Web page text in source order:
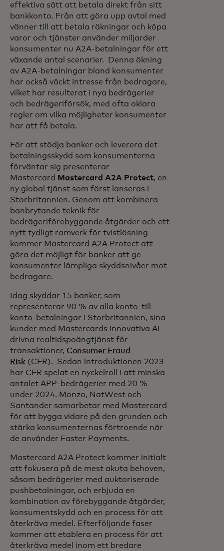
effektiva sätt att betala direkt från sitt
bankkonto. Från att göra upp avtal med
vänner till att betala räkningar och köpa
varor och tjänster använder miljarder
konsumenter nu A2A-betalningar för ett
växande antal scenarier. Denna ökning
av A2A-betalningar bland konsumenter
har också väckt intresse från bedragare,
vilket har resulterat i nya bedrägerier
och bedrägeriförsök, med ofta oklara
regler om vilka möjligheter konsumenter
har att få betala.
För att stödja banker och leverera det
betalningsskydd som konsumenterna
förväntar sig presenterar
Mastercard Mastercard A2A Protect, en
ny global tjänst som först lanseras i
Storbritannien. Genom att kombinera
banbrytande teknik för
bedrägeriförebyggande åtgärder och ett
nytt tydligt ramverk för tvistlösning
kommer Mastercard A2A Protect att
göra det möjligt för banker att ge
konsumenter lämpliga skyddsnivåer mot
bedragare.
Idag skyddar 15 banker, som
representerar 90 % av alla konto-till-
konto-betalningar i Storbritannien, sina
kunder med Mastercards innovativa AI-
drivna realtidspoängtjänst för
transaktioner, Consumer Fraud
Risk (CFR). Sedan introduktionen 2023
har CFR spelat en nyckelroll i att minska
antalet APP-bedrägerier med 20 %
under 2024. Monzo, NatWest och
Santander samarbetar med Mastercard
för att bygga vidare på den grunden och
stärka konsumenternas förtroende när
de använder Faster Payments.
Mastercard A2A Protect kommer initialt
att fokusera på de mest akuta behoven,
såsom bedrägerier med auktoriserade
pushbetalningar, och erbjuda en
kombination av förebyggande åtgärder,
konsumentskydd och en process för att
återkräva medel. Efterföljande faser
kommer att etablera en process för att
återkräva medel inom ett bredare